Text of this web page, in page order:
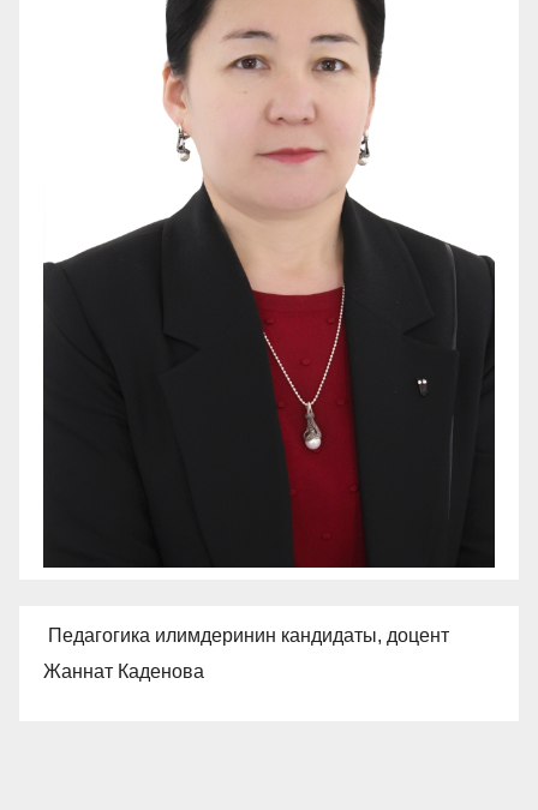
Педагогика илимдеринин кандидаты, доцент
Жаннат Каденова